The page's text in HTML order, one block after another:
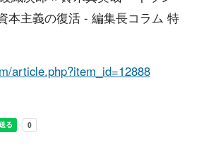
本主義の復活 - 編集長コラム 特
article.php?item_id=12888